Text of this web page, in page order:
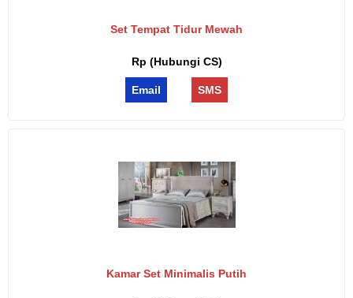
Set Tempat Tidur Mewah
Rp (Hubungi CS)
Email SMS
Kamar Set Minimalis Putih